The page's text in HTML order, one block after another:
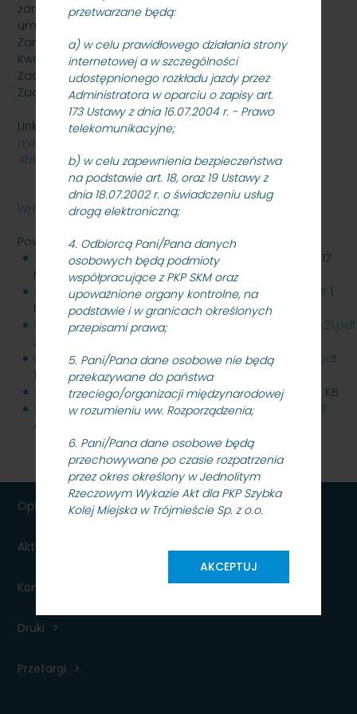
przetwarzane będą:
a) w celu prawidłowego działania strony
internetowej a w szczególności
udostępnionego rozkładu jazdy przez
Administratora w oparciu o zapisy art.
173 Ustawy z dnia 16.07.2004 r. - Prawo
telekomunikacyjne;
b) w celu zapewnienia bezpieczeństwa
na podstawie art. 18, oraz 19 Ustawy z
dnia 18.07.2002 r. o świadczeniu usług
drogą elektroniczną;
4. Odbiorcą Pani/Pana danych
osobowych będą podmioty
współpracujące z PKP SKM oraz
upoważnione organy kontrolne, na
podstawie i w granicach określonych
przepisami prawa;
5. Pani/Pana dane osobowe nie będą
przekazywane do państwa
trzeciego/organizacji międzynarodowej
w rozumieniu ww. Rozporządzenia;
6. Pani/Pana dane osobowe będą
przechowywane po czasie rozpatrzenia
przez okres określony w Jednolitym
Rzeczowym Wykazie Akt dla PKP Szybka
Kolej Miejska w Trójmieście Sp. z o.o.
AKCEPTUJ
zamówienia kwotę netto: 3 550 000,00 zł- kwota
umieszczona została na stronie internetowej
Zamawiającego 02.05.2022r. godz. 10:20.
Kwota brutto: 4 366 500,00 zł
Zadanie 1: 2 398 500,00 zł
Zadanie 2: 1 968 000,00 zł
Link do niniejszego postępowania w miniPortalu-
miniportal.uzp.gov.pl/Postepowania/589aede4-8147-
4b0f-a2fa-14dcb030f735
Wróć
Powiązane pliki
SKMMU.086.61A.21_dokumentacja_przetargowa.zip 17
MB
SKMMU.086.61A.21_pytania_odpowiedzi_26.04.22.pdf 1
MB
02.05.2022_Informacja_z_otwarcia_SKMMU.086.61A.21.pdf
315 KB
04.05.2022_informacja_z_otwarcia_MODYFIKACJA.pdf
135 KB
SKMMU.086.61A.21_uniewaznienie_20.05.2022.pdf
213 KB
SKMMU.086.61A.21_wynik_postepowania_31.05.22.pdf
404 KB
Opłaty
Aktualności dla podróżnych
Kontakt
Druki
Przetargi